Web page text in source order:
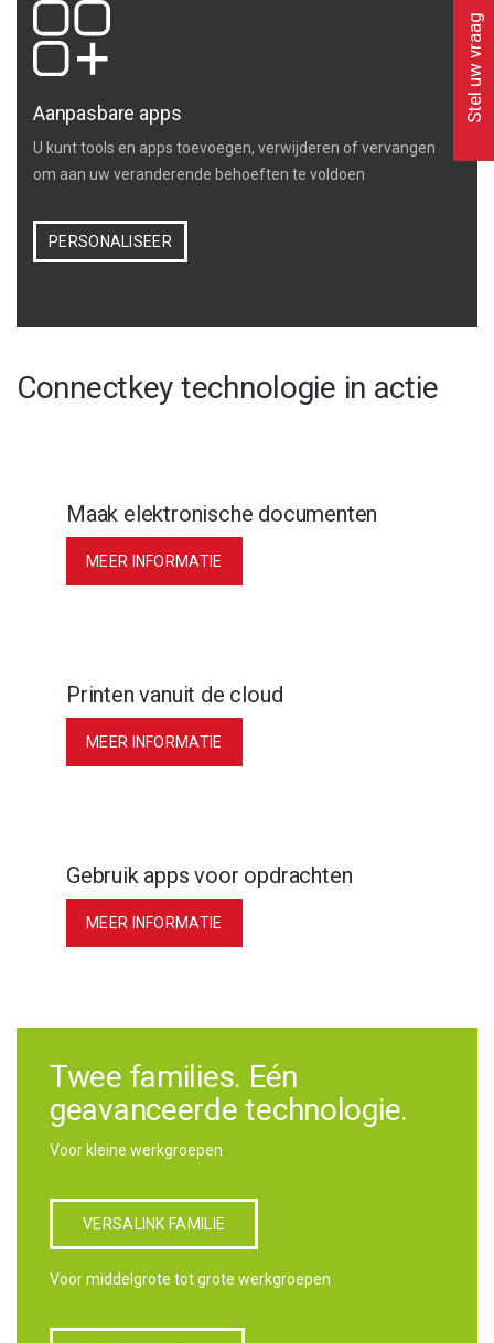
Aanpasbare apps
U kunt tools en apps toevoegen, verwijderen of vervangen
om aan uw veranderende behoeften te voldoen
PERSONALISEER
Connectkey technologie in actie
Maak elektronische documenten
MEER INFORMATIE
Printen vanuit de cloud
MEER INFORMATIE
Gebruik apps voor opdrachten
MEER INFORMATIE
Twee families. Eén
geavanceerde technologie.
Voor kleine werkgroepen
VERSALINK FAMILIE
Voor middelgrote tot grote werkgroepen
Stel uw vraag